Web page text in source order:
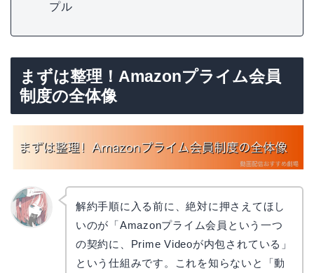
プル
まずは整理！Amazonプライム会員
制度の全体像
解約手順に入る前に、絶対に押さえてほし
いのが「Amazonプライム会員という一つ
の契約に、Prime Videoが内包されている」
という仕組みです。これを知らないと「動